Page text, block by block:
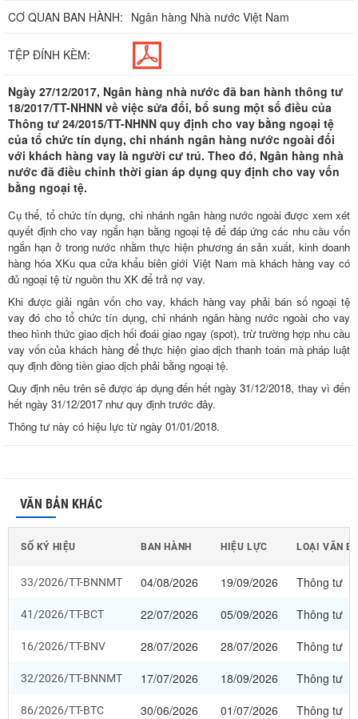
CƠ QUAN BAN HÀNH: Ngân hàng Nhà nước Việt Nam
TỆP ĐÍNH KÈM:
Ngày 27/12/2017, Ngân hàng nhà nước đã ban hành thông tư
18/2017/TT-NHNN về việc sửa đổi, bổ sung một số điều của
Thông tư 24/2015/TT-NHNN quy định cho vay bằng ngoại tệ
của tổ chức tín dụng, chi nhánh ngân hàng nước ngoài đối
với khách hàng vay là người cư trú. Theo đó, Ngân hàng nhà
nước đã điều chỉnh thời gian áp dụng quy định cho vay vốn
bằng ngoại tệ.
Cụ thể, tổ chức tín dụng, chi nhánh ngân hàng nước ngoài được xem xét
quyết định cho vay ngắn hạn bằng ngoại tệ để đáp ứng các nhu cầu vốn
ngắn hạn ở trong nước nhằm thực hiện phương án sản xuất, kinh doanh
hàng hóa XKu qua cửa khẩu biên giới Việt Nam mà khách hàng vay có
đủ ngoại tệ từ nguồn thu XK để trả nợ vay.
Khi được giải ngân vốn cho vay, khách hàng vay phải bán số ngoại tệ
vay đó cho tổ chức tín dụng, chi nhánh ngân hàng nước ngoài cho vay
theo hình thức giao dịch hối đoái giao ngay (spot), trừ trường hợp nhu cầu
vay vốn của khách hàng để thực hiện giao dịch thanh toán mà pháp luật
quy định đồng tiền giao dịch phải bằng ngoại tệ.
Quy định nêu trên sẽ được áp dụng đến hết ngày 31/12/2018, thay vì đến
hết ngày 31/12/2017 như quy định trước đây.
Thông tư này có hiệu lực từ ngày 01/01/2018.
VĂN BẢN KHÁC
SỐ KÝ HIỆU BAN HÀNH HIỆU LỰC LOẠI VĂN
33/2026/TT-BNNMT 04/08/2026 19/09/2026 Thông tư
41/2026/TT-BCT 22/07/2026 05/09/2026 Thông tư
16/2026/TT-BNV 28/07/2026 28/07/2026 Thông tư
32/2026/TT-BNNMT 17/07/2026 18/09/2026 Thông tư
86/2026/TT-BTC 30/06/2026 01/07/2026 Thông tư